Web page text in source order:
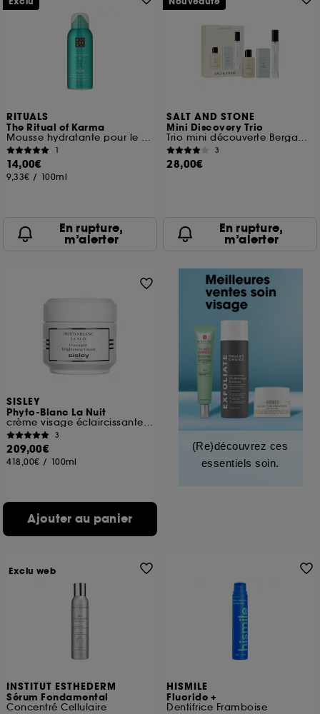
RITUALS
The Ritual of Karma
Mousse hydratante pour le corps
1
14,00€
9,33€ / 100ml
En rupture,
m’alerter
SALT AND STONE
Mini Discovery Trio
Trio mini découverte Bergamote et Hinoki
3
28,00€
En rupture,
m’alerter
SISLEY
Phyto-Blanc La Nuit
crème visage éclaircissante anti-taches
3
209,00€
418,00€ / 100ml
Ajouter au panier
(Re)découvrez ces
essentiels soin.
INSTITUT ESTHEDERM
Sérum Fondamental
Concentré Cellulaire
Exclu web
HISMILE
Fluoride +
Dentifrice Framboise